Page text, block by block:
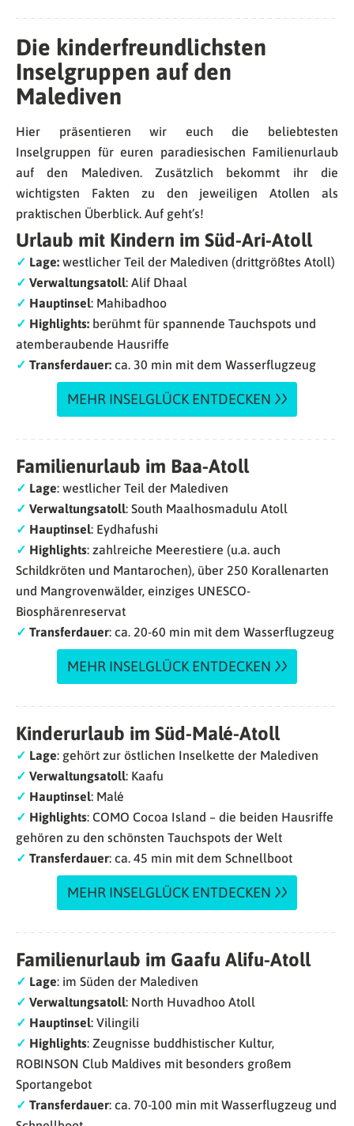
Die kinderfreundlichsten
Inselgruppen auf den
Malediven
Hier präsentieren wir euch die beliebtesten
Inselgruppen für euren paradiesischen Familienurlaub
auf den Malediven. Zusätzlich bekommt ihr die
wichtigsten Fakten zu den jeweiligen Atollen als
praktischen Überblick. Auf geht’s!
Urlaub mit Kindern im Süd-Ari-Atoll
✓ Lage: westlicher Teil der Malediven (drittgrößtes Atoll)
✓ Verwaltungsatoll: Alif Dhaal
✓ Hauptinsel: Mahibadhoo
✓ Highlights: berühmt für spannende Tauchspots und
atemberaubende Hausriffe
✓ Transferdauer: ca. 30 min mit dem Wasserflugzeug
MEHR INSELGLÜCK ENTDECKEN
Familienurlaub im Baa-Atoll
✓ Lage: westlicher Teil der Malediven
✓ Verwaltungsatoll: South Maalhosmadulu Atoll
✓ Hauptinsel: Eydhafushi
✓ Highlights: zahlreiche Meerestiere (u.a. auch
Schildkröten und Mantarochen), über 250 Korallenarten
und Mangrovenwälder, einziges UNESCO-
Biosphärenreservat
✓ Transferdauer: ca. 20-60 min mit dem Wasserflugzeug
MEHR INSELGLÜCK ENTDECKEN
Kinderurlaub im Süd-Malé-Atoll
✓ Lage: gehört zur östlichen Inselkette der Malediven
✓ Verwaltungsatoll: Kaafu
✓ Hauptinsel: Malé
✓ Highlights: COMO Cocoa Island – die beiden Hausriffe
gehören zu den schönsten Tauchspots der Welt
✓ Transferdauer: ca. 45 min mit dem Schnellboot
MEHR INSELGLÜCK ENTDECKEN
Familienurlaub im Gaafu Alifu-Atoll
✓ Lage: im Süden der Malediven
✓ Verwaltungsatoll: North Huvadhoo Atoll
✓ Hauptinsel: Vilingili
✓ Highlights: Zeugnisse buddhistischer Kultur,
ROBINSON Club Maldives mit besonders großem
Sportangebot
✓ Transferdauer: ca. 70-100 min mit Wasserflugzeug und